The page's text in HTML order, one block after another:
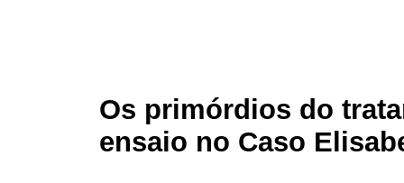
Os primórdios do
ensaio no Caso